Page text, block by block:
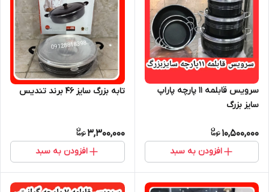
سرویس قابلمه ۱۱ پارچه پاراپ
سایز بزرگ
10,500,000
افزودن به سبد
تابه بزرگ سایز ۴۶ برند تندیس
3,300,000
افزودن به سبد